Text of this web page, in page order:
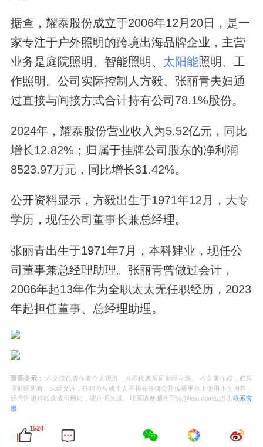
据查，耀泰股份成立于2006年12月20日，是一
家专注于户外照明的跨境出海品牌企业，主营
业务是庭院照明、智能照明、 太阳能照明、工
作照明。公司实际控制人方毅、张丽青夫妇通
过直接与间接方式合计持有公司78.1%股份。
2024年，耀泰股份营业收入为5.52亿元，同比
增长12.82%；归属于挂牌公司股东的净利润
8523.97万元，同比增长31.42%。
公开资料显示，方毅出生于1971年12月，大专
学历，现任公司董事长兼总经理。
张丽青出生于1971年7月，本科肄业，现任公
司董事兼总经理助理。张丽青曾做过会计，
2006年起13年作为全职太太无任职经历，2023
年起担任董事、总经理助理。
重要提示：
本文仅代表作者个人观点，并不代表乐居财经立场。 本文著作权，归乐
居财经所有。未经允许，任何单位或个人不得在任何公开传播平台上使用本文内容；
经允许进行转载或引用时，请注明来源。联系请发邮件至ljcj@leju.com或点击联系客
服
1524